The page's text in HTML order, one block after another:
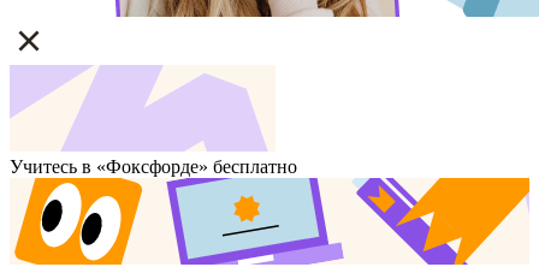
Учитесь в «Фоксфорде» бесплатно